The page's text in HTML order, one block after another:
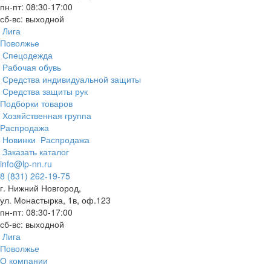
пн-пт: 08:30-17:00
сб-вс: выходной
Лига
Поволжье
Спецодежда
Рабочая обувь
Средства индивидуальной защиты
Средства защиты рук
Подборки товаров
Хозяйственная группа
Распродажа
Новинки Распродажа
Заказать каталог
info@lp-nn.ru
8 (831) 262-19-75
г. Нижний Новгород,
ул. Монастырка, 1в, оф.123
пн-пт: 08:30-17:00
сб-вс: выходной
Лига
Поволжье
О компании